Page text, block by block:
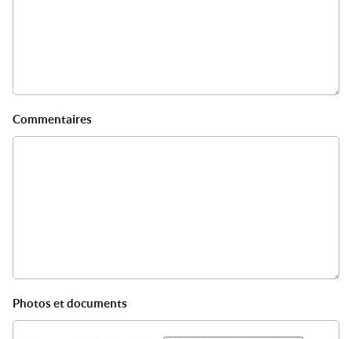
Commentaires
Photos et documents